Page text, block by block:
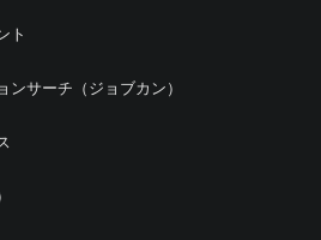
ト
ンサーチ（ジョブカン）